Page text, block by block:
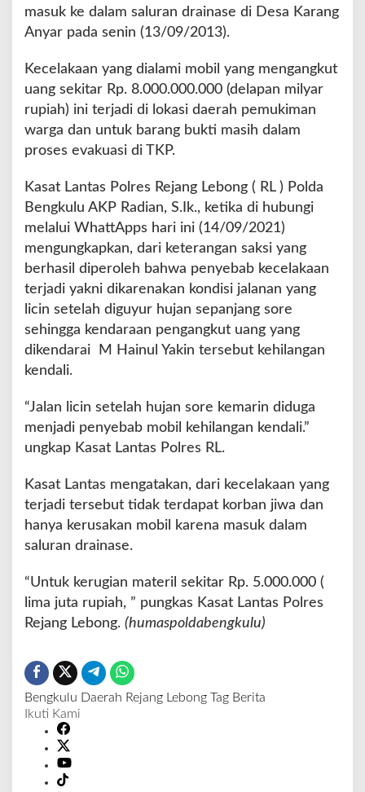
G
O
masuk ke dalam saluran drainase di Desa Karang
Anyar pada senin (13/09/2013).
Kecelakaan yang dialami mobil yang mengangkut
uang sekitar Rp. 8.000.000.000 (delapan milyar
rupiah) ini terjadi di lokasi daerah pemukiman
warga dan untuk barang bukti masih dalam
proses evakuasi di TKP.
Kasat Lantas Polres Rejang Lebong ( RL ) Polda
Bengkulu AKP Radian, S.Ik., ketika di hubungi
melalui WhattApps hari ini (14/09/2021)
mengungkapkan, dari keterangan saksi yang
berhasil diperoleh bahwa penyebab kecelakaan
terjadi yakni dikarenakan kondisi jalanan yang
licin setelah diguyur hujan sepanjang sore
sehingga kendaraan pengangkut uang yang
dikendarai M Hainul Yakin tersebut kehilangan
kendali.
“Jalan licin setelah hujan sore kemarin diduga
menjadi penyebab mobil kehilangan kendali.”
ungkap Kasat Lantas Polres RL.
Kasat Lantas mengatakan, dari kecelakaan yang
terjadi tersebut tidak terdapat korban jiwa dan
hanya kerusakan mobil karena masuk dalam
saluran drainase.
“Untuk kerugian materil sekitar Rp. 5.000.000 (
lima juta rupiah, ” pungkas Kasat Lantas Polres
Rejang Lebong. (humaspoldabengkulu)
Bengkulu Daerah Rejang Lebong Tag Berita
Ikuti Kami